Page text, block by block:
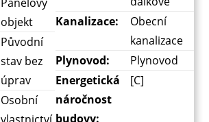
objekt
Původní
stav bez
úprav
Osobní
vlastnictví
Kanalizace:
Obecní
kanalizace
Plynovod:
Plynovod
Energetická
náročnost
budovy:
[C]